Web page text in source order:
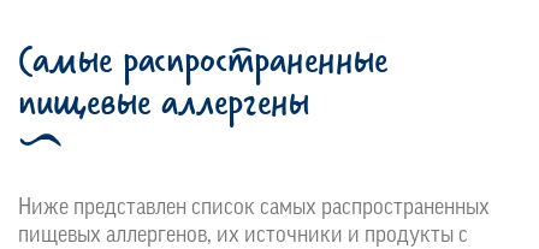
Самые распространенные
пищевые аллергены
Ниже представлен список самых распространенных
пищевых аллергенов, их источники и продукты с